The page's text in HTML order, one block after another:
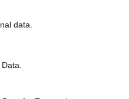
data.
το καζίνο προσφέρει
διαδικτυακούς
τους στο